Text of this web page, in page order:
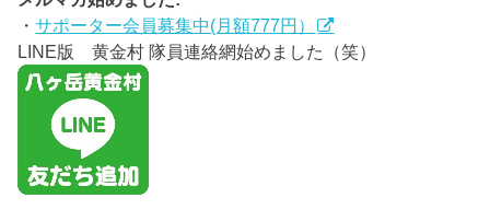
・サポーター会員募集中(月額777円）
LINE版 黄金村 隊員連絡網始めました（笑）